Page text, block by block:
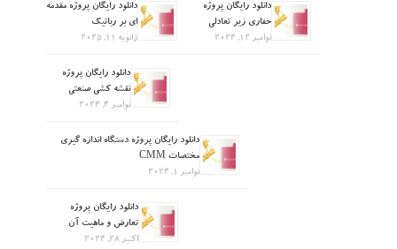
دانلود رایگان پروژه مقدمه
ای بر رباتیک
ژانویه 11, 2025
دانلود رایگان پروژه
حفاری زیر تعادلی
نوامبر 12, 2024
دانلود رایگان پروژه
نقشه کشی صنعتی
نوامبر 4, 2024
دانلود رایگان پروژه دستگاه اندازه گیری
مختصات CMM
نوامبر 1, 2024
دانلود رایگان پروژه
تعارض و ماهیت آن
اکتبر 28, 2024